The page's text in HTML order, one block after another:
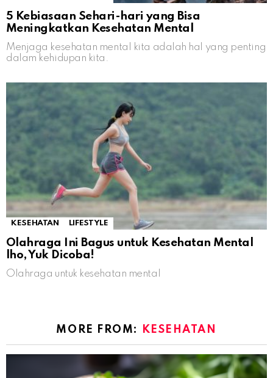
5 Kebiasaan Sehari-hari yang Bisa
Meningkatkan Kesehatan Mental
Menjaga kesehatan mental kita adalah hal yang penting
dalam kehidupan kita.
KESEHATAN LIFESTYLE
Olahraga Ini Bagus untuk Kesehatan Mental
lho, Yuk Dicoba!
Olahraga untuk kesehatan mental
MORE FROM: KESEHATAN